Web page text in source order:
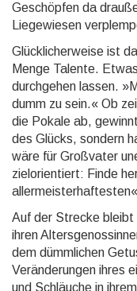
Geschöpfen da
Liegewiesen
Glücklicherweise ist
Menge Talente.
durchgehen lassen.
dumm zu sein.« Ob
die Pokale ab,
des Glücks, sondern
wäre für Großvater
zielorientiert: Finde
Auf der Strecke
ihren
dem dümmlichen
Veränderungen ihres
und Schläuche in